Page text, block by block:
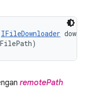
IFileDownloader
remotePath